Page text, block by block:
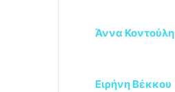
Άννα Κοντούλη
Ειρήνη Βέκκου